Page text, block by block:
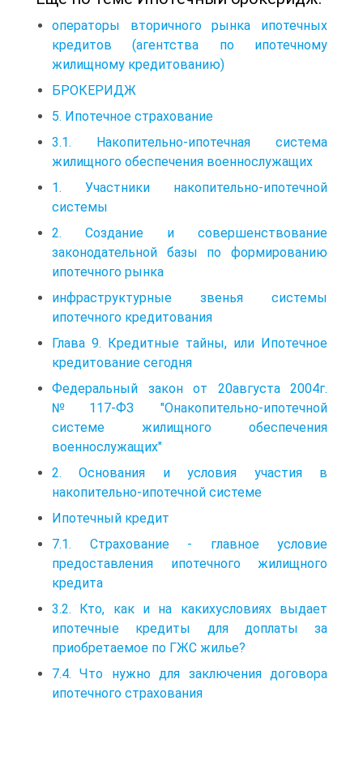
операторы вторичного рынка ипотечных
кредитов (агентства по ипотечному
жилищному кредитованию)
БРОКЕРИДЖ
5. Ипотечное страхование
3.1. Накопительно-ипотечная система
жилищного обеспечения военнослужащих
1. Участники накопительно-ипотечной
системы
2. Создание и совершенствование
законодательной базы по формированию
ипотечного рынка
инфраструктурные звенья системы
ипотечного кредитования
Глава 9. Кредитные тайны, или Ипотечное
кредитование сегодня
Федеральный закон от 20августа 2004г.
№117-ФЗ "Онакопительно-ипотечной
системе жилищного обеспечения
военнослужащих"
2. Основания и условия участия в
накопительно-ипотечной системе
Ипотечный кредит
7.1. Страхование - главное условие
предоставления ипотечного жилищного
кредита
3.2. Кто, как и на какихусловиях выдает
ипотечные кредиты для доплаты за
приобретаемое по ГЖС жилье?
7.4. Что нужно для заключения договора
ипотечного страхования